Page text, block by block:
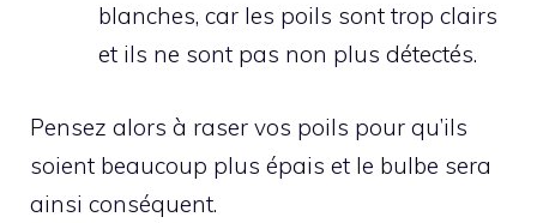
blanches, car les poils sont trop clairs
et ils ne sont pas non plus détectés.
Pensez alors à raser vos poils pour qu’ils
soient beaucoup plus épais et le bulbe sera
ainsi conséquent.